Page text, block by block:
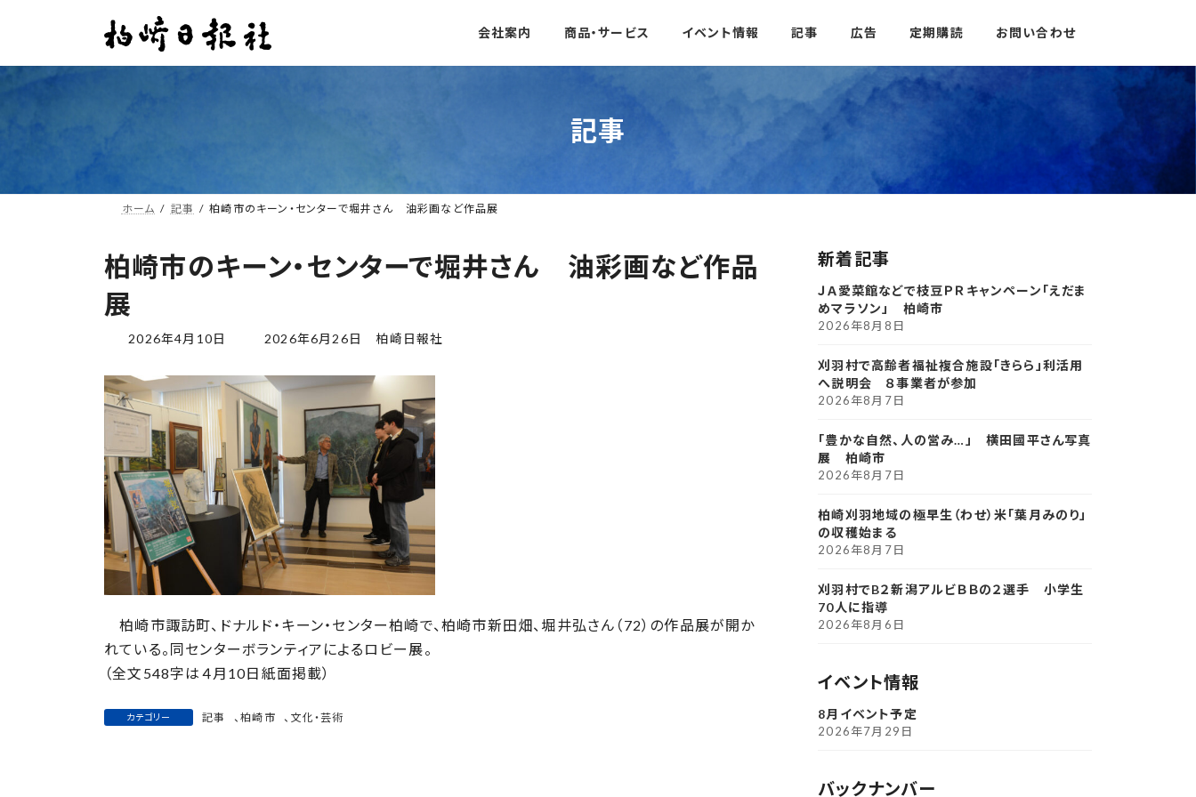
ン
ー
会社案内 商品・サービス イベント情報 記事 広告 定期購読 お問い合わせ
記事
ホーム 記事 柏崎市のキーン・センターで堀井さん 油彩画など作品展
柏崎市のキーン・センターで堀井さん 油彩画など作品
展
2026年4月10日
最
更
新
日
時
:
2026年6月26日 柏崎日報社
柏崎市諏訪町、ドナルド・キーン・センター柏崎で、柏崎市新田畑、堀井弘さん（72）の作品展が開か
れている。同センターボランティアによるロビー展。
（全文548字は４月10日紙面掲載）
カテゴリー 記事 、柏崎市 、 文化・芸術
新着記事
ＪＡ愛菜館などで枝豆ＰＲキャンペーン「えだま
めマラソン」 柏崎市
2026年8月8日
刈羽村で高齢者福祉複合施設「きらら」利活用
へ説明会 ８事業者が参加
2026年8月7日
「豊かな自然、人の営み…」 横田國平さん写真
展 柏崎市
2026年8月7日
柏崎刈羽地域の極早生（わせ）米「葉月みのり」
の収穫始まる
2026年8月7日
刈羽村でB２新潟アルビＢＢの２選手 小学生
70人に指導
2026年8月6日
イベント情報
8月イベント予定
2026年7月29日
バックナンバー